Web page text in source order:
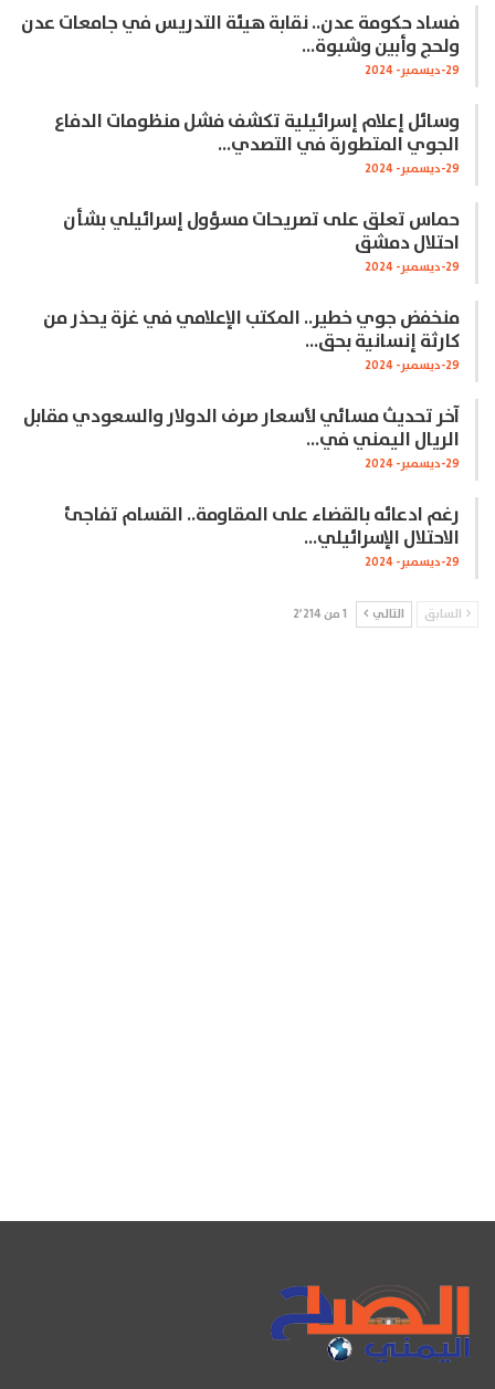
فساد حكومة عدن.. نقابة هيئة التدريس في جامعات عدن
ولحج وأبين وشبوة…
29-ديسمبر- 2024
وسائل إعلام إسرائيلية تكشف فشل منظومات الدفاع
الجوي المتطورة في التصدي…
29-ديسمبر- 2024
حماس تعلق على تصريحات مسؤول إسرائيلي بشأن
احتلال دمشق
29-ديسمبر- 2024
منخفض جوي خطير.. المكتب الإعلامي في غزة يحذر من
كارثة إنسانية بحق…
29-ديسمبر- 2024
آخر تحديث مسائي لأسعار صرف الدولار والسعودي مقابل
الريال اليمني في…
29-ديسمبر- 2024
رغم ادعائه بالقضاء على المقاومة.. القسام تفاجئ
الاحتلال الإسرائيلي…
29-ديسمبر- 2024
السابق التالي 1 من 2٬214